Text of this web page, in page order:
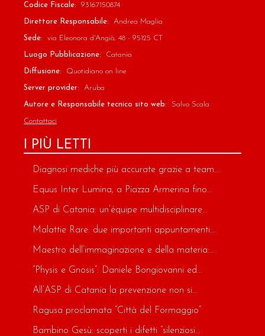
Codice Fiscale: 93167150874
Direttore Responsabile: Andrea Maglia
Sede: via Eleonora d'Angiò, 48 - 95125 CT
Luogo Pubblicazione: Catania
Diffusione: Quotidiano on line
Server provider: Aruba
Autore e Responsabile tecnico sito web: Salvo Scala
Contattaci
I PIÙ LETTI
Diagnosi mediche più accurate grazie a team...
Equus Inter Lumina, a Piazza Armerina fino...
ASP di Catania: un’équipe multidisciplinare...
Malattie Rare: due importanti appuntamenti...
Maestro dell’immaginazione e della materia:...
“Physis e Gnosis”: Daniele Bongiovanni ed...
All’ASP di Catania la prevenzione non si...
Ragusa proclamata “Città del Formaggio”
Bambino Gesù: scoperti i difetti “silenziosi...